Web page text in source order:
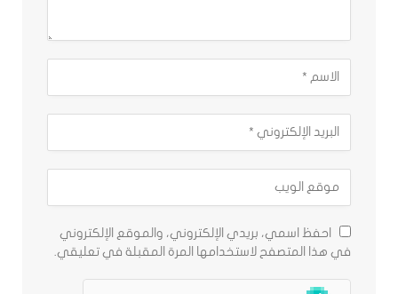
احفظ اسمي، بريدي الإلكتروني، والموقع الإلكتروني
في هذا المتصفح لاستخدامها المرة المقبلة في تعليقي.